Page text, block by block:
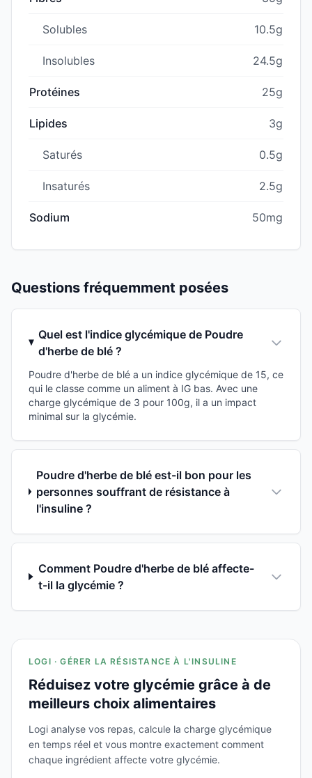
Solubles 10.5g
Insolubles 24.5g
Protéines 25g
Lipides 3g
Saturés 0.5g
Insaturés 2.5g
Sodium 50mg
Questions fréquemment posées
Quel est l'indice glycémique de Poudre
d'herbe de blé ?
Poudre d'herbe de blé a un indice glycémique de 15, ce
qui le classe comme un aliment à IG bas. Avec une
charge glycémique de 3 pour 100g, il a un impact
minimal sur la glycémie.
Poudre d'herbe de blé est-il bon pour les
personnes souffrant de résistance à
l'insuline ?
Comment Poudre d'herbe de blé affecte-
t-il la glycémie ?
LOGI · GÉRER LA RÉSISTANCE À L'INSULINE
Réduisez votre glycémie grâce à de
meilleurs choix alimentaires
Logi analyse vos repas, calcule la charge glycémique
en temps réel et vous montre exactement comment
chaque ingrédient affecte votre glycémie.